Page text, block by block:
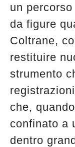
un
da figure
Coltrane,
restituire
strumento
che,
confinato a
dentro